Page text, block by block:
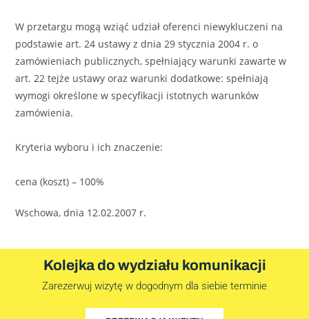
W przetargu mogą wziąć udział oferenci niewykluczeni na
podstawie art. 24 ustawy z dnia 29 stycznia 2004 r. o
zamówieniach publicznych, spełniający warunki zawarte w
art. 22 tejże ustawy oraz warunki dodatkowe: spełniają
wymogi określone w specyfikacji istotnych warunków
zamówienia.
Kryteria wyboru i ich znaczenie:
cena (koszt) – 100%
Wschowa, dnia 12.02.2007 r.
Kolejka do wydziału komunikacji
Zarezerwuj wizytę w dogodnym dla siebie terminie